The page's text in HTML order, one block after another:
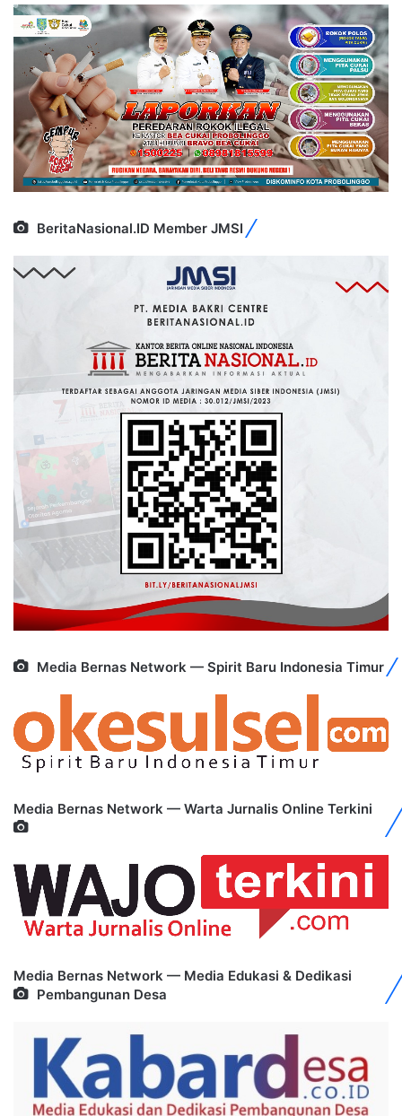
BeritaNasional.ID Member JMSI
Media Bernas Network — Spirit Baru Indonesia Timur
Media Bernas Network — Warta Jurnalis Online Terkini
Media Bernas Network — Media Edukasi & Dedikasi
Pembangunan Desa